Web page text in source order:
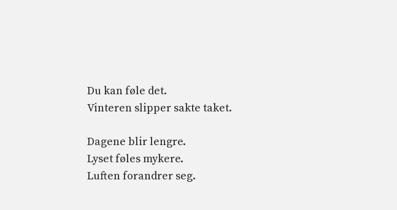
Du kan føle det.
Vinteren slipper sakte taket.
Dagene blir lengre.
Lyset føles mykere.
Luften forandrer seg.